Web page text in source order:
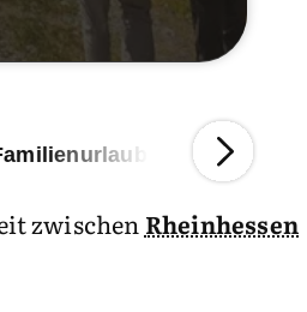
zwischen Rheinhessen